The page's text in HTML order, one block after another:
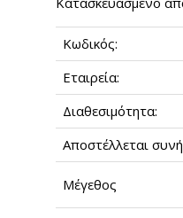
Κωδικός:
Εταιρεία:
Διαθεσιμότητα:
Αποστέλλεται
Μέγεθος